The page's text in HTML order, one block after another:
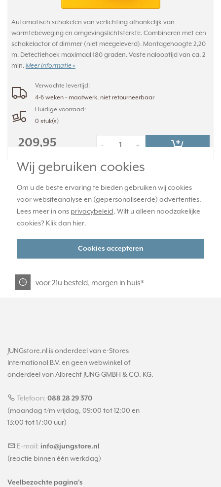
Wij gebruiken cookies
Om u de beste ervaring te bieden gebruiken wij cookies
voor websiteanalyse en (gepersonaliseerde) advertenties.
Lees meer in ons privacybeleid. Wilt u alleen noodzakelijke
cookies? Klik dan hier.
Cookies accepteren
Automatisch schakelen van verlichting afhankelijk van
warmtebeweging en omgevingslichtsterkte. Combineren met een
schakelactor of dimmer (niet meegeleverd). Montagehoogte 2,20
m. Detectiehoek maximaal 180 graden. Vaste nalooptijd van ca. 2
min. Meer informatie »
Verwachte levertijd:
4-6 weken - maatwerk, niet retourneerbaar
Huidige voorraad:
0 stuk(s)
209,95 +
-
officiële JUNG dealer
365 dagen retourrecht
veilig kopen met kopersbescherming
voor 21u besteld, morgen in huis*
JUNGstore.nl is onderdeel van e-Stores
International B.V. en geen webwinkel of
onderdeel van Albrecht JUNG GMBH & CO. KG.
Telefoon: 088 28 29 370
(maandag t/m vrijdag, 09:00 tot 12:00 en
13:00 tot 17:00 uur)
E-mail: info@jungstore.nl
(reactie binnen één werkdag)
Veelbezochte pagina's